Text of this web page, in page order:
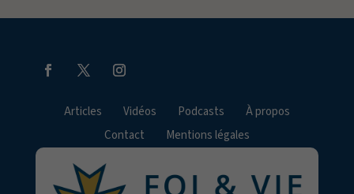
Articles Vidéos Podcasts
À propos
Contact
Mentions légales